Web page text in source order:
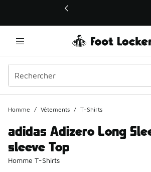
Ce lien ouvrira une nouvelle fenêtre
Homme / Vêtements / T-Shirts
adidas Adizero Long
sleeve Top
Homme T-Shirts